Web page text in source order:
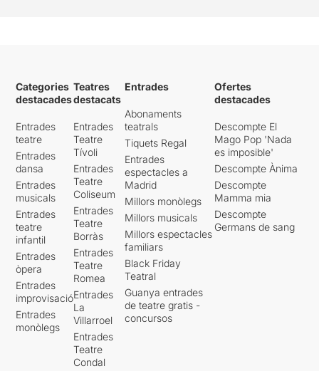
Categories
destacades
Entrades
teatre
Entrades
dansa
Entrades
musicals
Entrades
teatre
infantil
Entrades
òpera
Entrades
improvisació
Entrades
monòlegs
Teatres
destacats
Entrades
Teatre
Tívoli
Entrades
Teatre
Coliseum
Entrades
Teatre
Borràs
Entrades
Teatre
Romea
Entrades
La
Villarroel
Entrades
Teatre
Condal
Entrades
Abonaments
teatrals
Tiquets Regal
Entrades
espectacles a
Madrid
Millors monòlegs
Millors musicals
Millors espectacles
familiars
Black Friday
Teatral
Guanya entrades
de teatre gratis -
concursos
Ofertes
destacades
Descompte El
Mago Pop 'Nada
es imposible'
Descompte Ànima
Descompte
Mamma mia
Descompte
Germans de sang